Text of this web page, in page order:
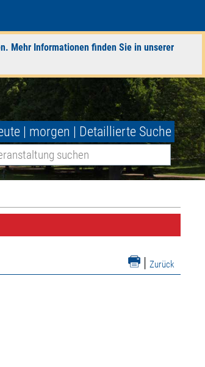
Mehr Informationen finden Sie in unserer
| morgen | Detaillierte Suche
| Zurück